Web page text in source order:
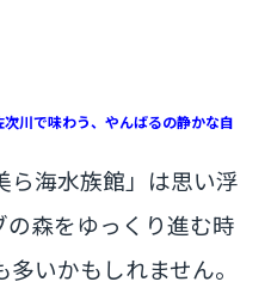
川で味わう、やんばるの静かな自
ら海水族館」は思い浮
森をゆっくり進む時
いかもしれません。